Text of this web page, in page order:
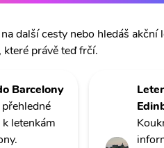
další cesty nebo hledáš akční
právě teď frčí.
Barcelony
letenkám